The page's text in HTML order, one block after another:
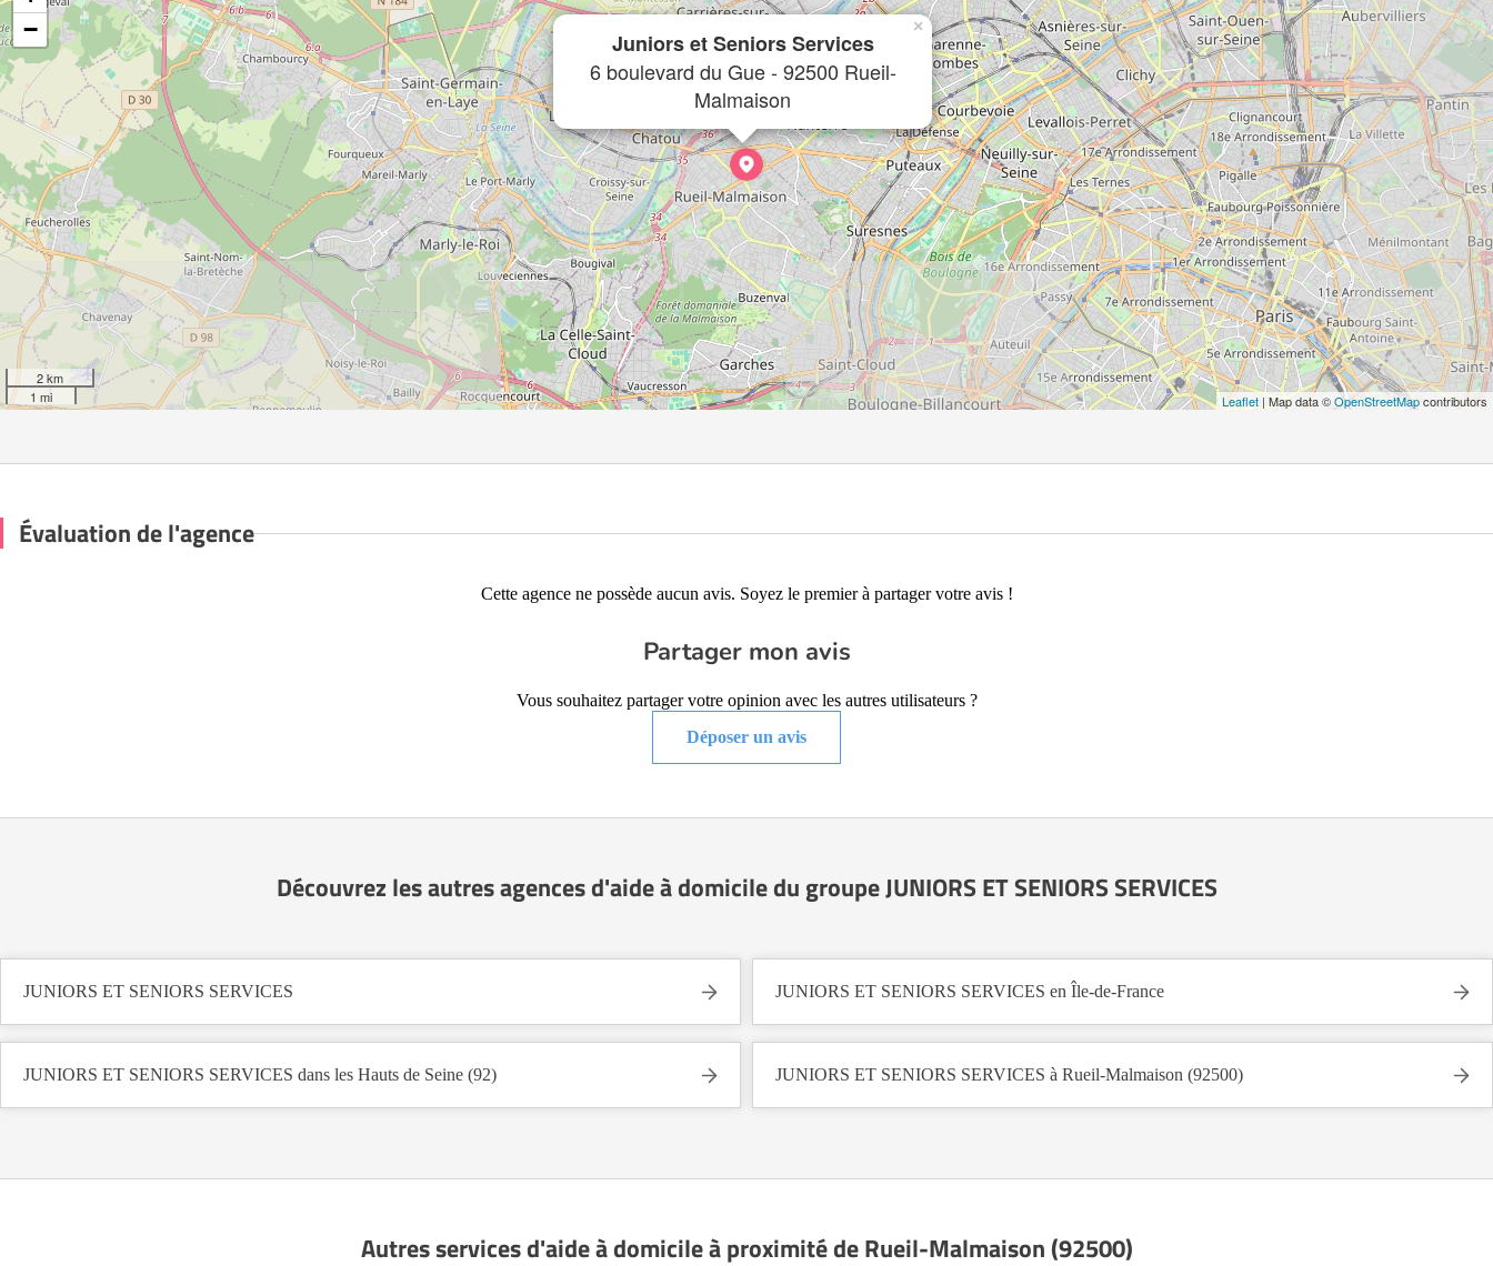
Juniors et Seniors Services
6 boulevard du Gue - 92500 Rueil-
Malmaison
×
−
2 km
1 mi
Leaflet | Map data ©OpenStreetMapcontributors
Évaluation de l'agence
Cette agence ne possède aucun avis. Soyez le premier à partager votre avis !
Partager mon avis
Vous souhaitez partager votre opinion avec les autres utilisateurs ?
Déposer un avis
Découvrez les autres agences d'aide à domicile du groupe JUNIORS ET SENIORS SERVICES
JUNIORS ET SENIORS SERVICES JUNIORS ET SENIORS SERVICES en Île-de-France
JUNIORS ET SENIORS SERVICES dans les Hauts de Seine (92) JUNIORS ET SENIORS SERVICES à Rueil-Malmaison (92500)
Autres services d'aide à domicile à proximité de Rueil-Malmaison (92500)